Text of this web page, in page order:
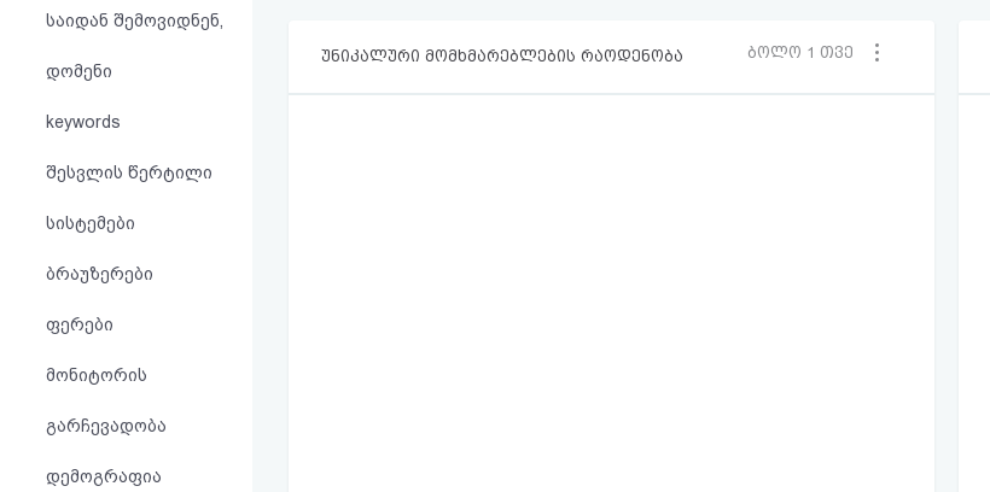
სალიცენზიო
შეთანხმება
საიდან შემოვიდნენ,
დომენი
keywords
შესვლის წერტილი
სისტემები
ბრაუზერები
ფერები
მონიტორის
გარჩევადობა
დემოგრაფია
უნიკალური მომხმარებლების რაოდენობა ბოლო 1 თვე